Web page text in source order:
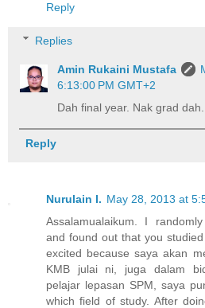
Reply
Replies
Amin Rukaini Mustafa
6:13:00 PM GMT+2
Dah final year. Nak grad
Reply
Nurulain I. May 28, 2013 at
Assalamualaikum. I
and found out that you
excited because saya akan
KMB julai ni, juga dalam
pelajar lepasan SPM, saya
which field of study. After